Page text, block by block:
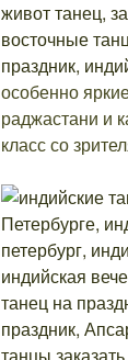
особенно
раджастани и
класс со